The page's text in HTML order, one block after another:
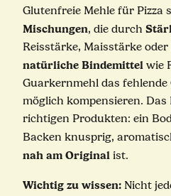
Glutenfreie Mehle für Pizza
Mischungen, die durch
Reisstärke, Maisstärke
natürliche Bindemittel wie
Guarkernmehl das
möglich kompensieren. Das
richtigen Produkten: ein
Backen knusprig,
nah am Original ist.
Wichtig zu wissen: Nicht